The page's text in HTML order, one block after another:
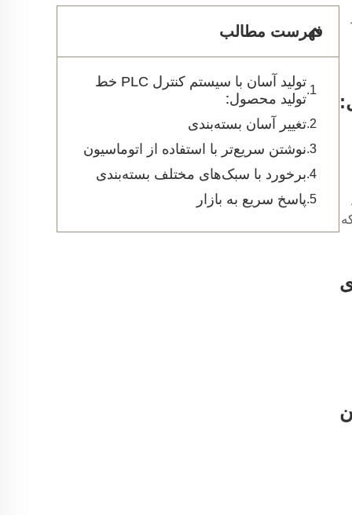
فهرست مطالب
تولید آسان با سیستم کنترل PLC خط
تولید محصول:
تغییر آسان بسته‌بندی
نوشتن سریع‌تر با استفاده از اتوماسیون
برخورد با سبک‌های مختلف بسته‌بندی
پاسخ سریع به بازار